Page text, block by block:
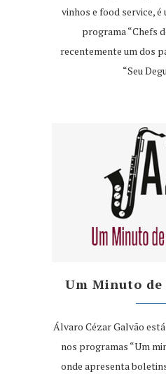
vinhos e food service,
programa “Chefs
recentemente um dos
“Seu
Um Minuto
Álvaro Cézar Galvão
nos programas “Um
onde apresenta